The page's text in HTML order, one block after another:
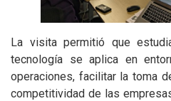
La visita permitió que
tecnología se aplica en
operaciones, facilitar la toma
competitividad de las